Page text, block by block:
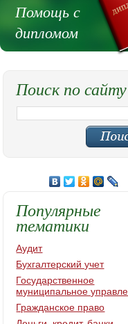
Помощь с
дипломом
Поиск по сайту
Популярные
тематики
Аудит
Бухгалтерский учет
Государственное
муниципальное
Гражданское право